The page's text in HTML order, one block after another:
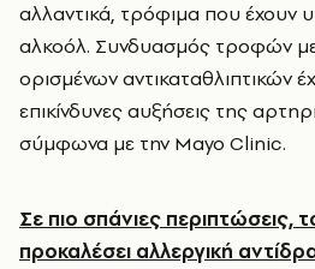
αλλαντικά, τρόφιμα που έχουν
αλκοόλ. Συνδυασμός τροφών με
ορισμένων αντικαταθλιπτικών
επικίνδυνες αυξήσεις της
σύμφωνα με την Mayo Clinic.
Σε πιο σπάνιες περιπτώσεις,
προκαλέσει αλλεργική